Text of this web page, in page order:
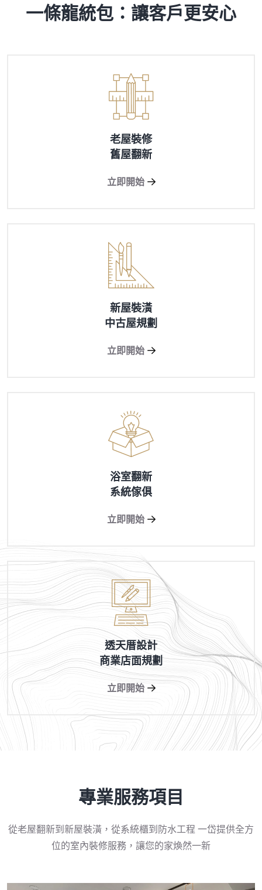
一條龍統包：讓客戶更安心
老屋裝修
舊屋翻新
立即開始
新屋裝潢
中古屋規劃
立即開始
浴室翻新
系統傢俱
立即開始
透天厝設計
商業店面規劃
立即開始
專業服務項目
從老屋翻新到新屋裝潢，從系統櫃到防水工程 一岱提供全方
位的室內裝修服務，讓您的家煥然一新